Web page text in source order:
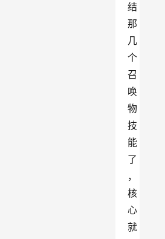
结
那
几
个
召
唤
物
技
能
了
，
核
心
就